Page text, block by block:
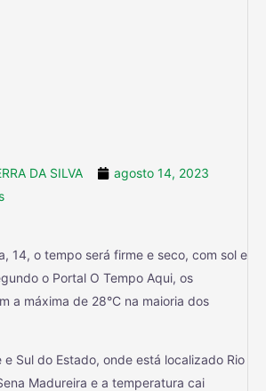
DA SILVA
agosto 14, 2023
14, o tempo será firme e seco, com sol e
o Portal O Tempo Aqui, os
a máxima de 28°C na maioria dos
Sul do Estado, onde está localizado Rio
Madureira e a temperatura cai